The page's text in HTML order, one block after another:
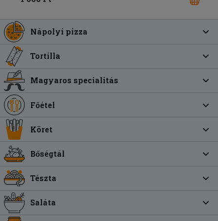
Nápolyi pizza
Tortilla
Magyaros specialitás
Főétel
Köret
Bőségtál
Tészta
Saláta